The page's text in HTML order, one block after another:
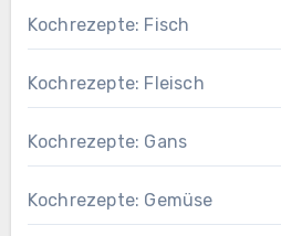
Kochrezepte: Fisch
Kochrezepte: Fleisch
Kochrezepte: Gans
Kochrezepte: Gemüse